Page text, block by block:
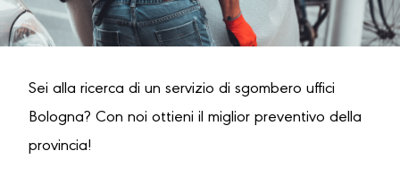
Sei alla ricerca di un servizio di sgombero uffici
Bologna? Con noi ottieni il miglior preventivo della
provincia!